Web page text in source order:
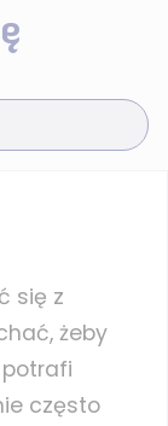
się z
żeby
często